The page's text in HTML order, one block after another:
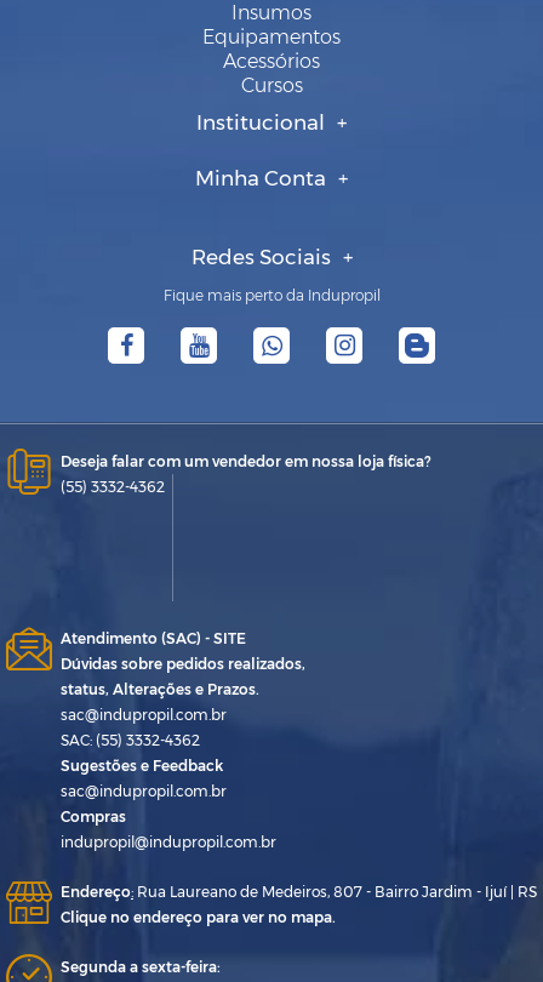
Insumos
Equipamentos
Acessórios
Cursos
Institucional
Minha Conta
Redes Sociais
Fique mais perto da Indupropil
Deseja falar com um vendedor em nossa loja física?
(55) 3332-4362
Atendimento (SAC) - SITE
Dúvidas sobre pedidos realizados,
status, Alterações e Prazos.
sac@indupropil.com.br
SAC: (55) 3332-4362
Sugestões e Feedback
sac@indupropil.com.br
Compras
indupropil@indupropil.com.br
Endereço: Rua Laureano de Medeiros, 807 - Bairro Jardim - Ijuí | RS
Clique no endereço para ver no mapa.
Segunda a sexta-feira: